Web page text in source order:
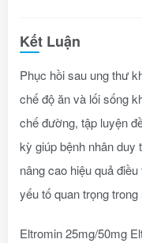
Kết Luận
Phục hồi sau ung thư
chế độ ăn và lối sống
chế đường, tập luyện
kỳ giúp bệnh nhân
nâng cao hiệu quả
yếu tố quan trọng
Eltromin 25mg/50mg